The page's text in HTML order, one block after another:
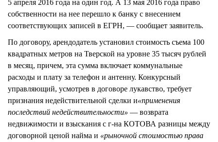
5 апреля 2016 года на один год. А 13 мая 2016 года право
собственности на нее перешло к банку с внесением
соответствующих записей в ЕГРН, — сообщает заявитель.
По договору, арендодатель установил стоимость съема 100
квадратных метров на Тверской на уровне 35 тысяч рублей
в месяц, причем, эта сумма включает коммунальные
расходы и плату за телефон и антенну. Конкурсный
управляющий, усмотрев в договоре лукавство, требует
признания недействительной сделки и«применения
последствий недействительности» — возврата
недвижимости и взыскания с г-на КОТОВА разницы между
договорной ценой найма и «рыночной стоимостью права